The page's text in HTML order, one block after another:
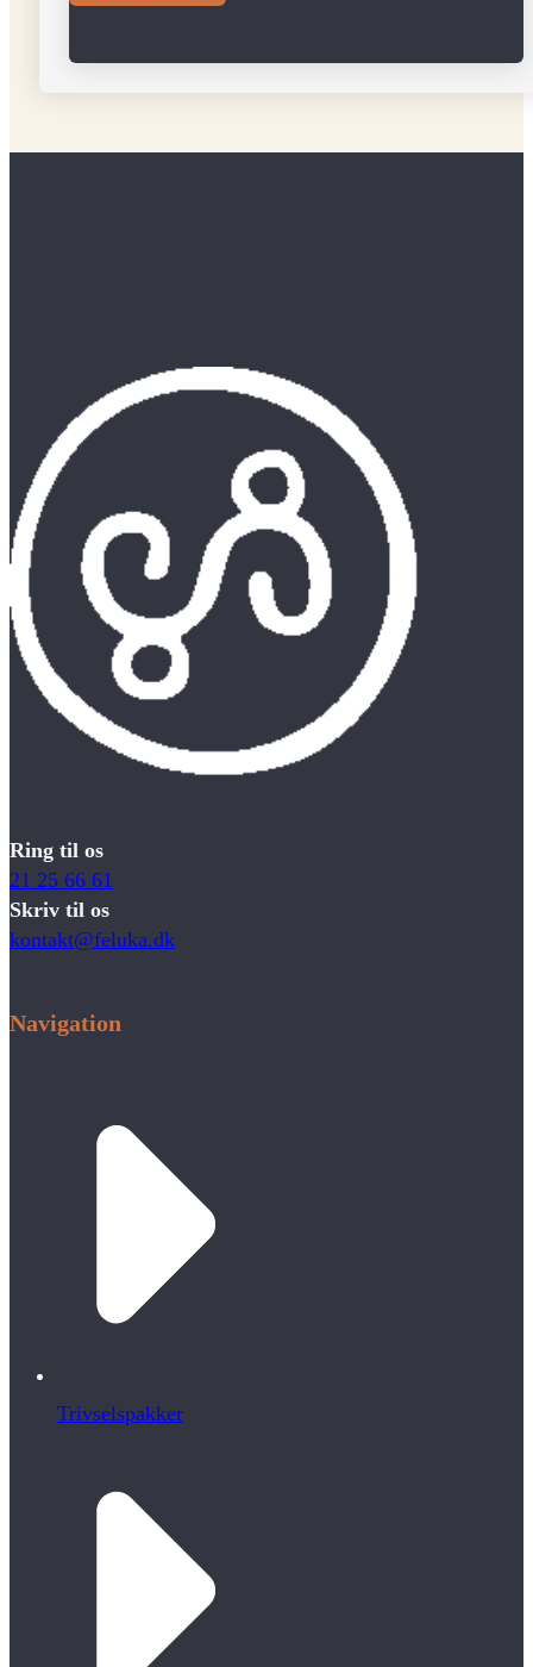
Ring til os
21 25 66 61
Skriv til os
kontakt@feluka.dk
Navigation
Trivselspakker